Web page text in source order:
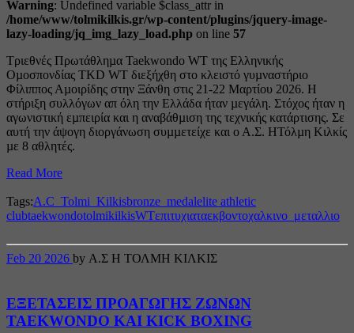
Warning: Undefined variable $class_attr in
/home/www/tolmikilkis.gr/wp-content/plugins/jquery-image-
lazy-loading/jq_img_lazy_load.php on line 57
Τριεθνές Πρωτάθληµα Taekwondo WT της Ελληνικής
Οµοσπονδίας TKD WT διεξήχθη στο κλειστό γυµναστήριο
Φίλιππος Αµοιρίδης στην Ξάνθη στις 21-22 Μαρτίου 2026. Η
στήριξη συλλόγων απ όλη την Ελλάδα ήταν µεγάλη. Στόχος ήταν η
αγωνιστική εµπειρία και η αναβάθµιση της τεχνικής κατάρτισης. Σε
αυτή την άψογη διοργάνωση συµµετείχε και ο Α.Σ. ΗΤόλµη Κιλκίς
µε 8 αθλητές.
Read More
Tags:A.C_Tolmi_Kilkisbronze_medalelite athletic
clubtaekwondotolmikilkisWTεπιτυχιαταεκβοντοχαλκινο_μεταλλιο
Feb 20 2026 by Α.Σ Η ΤΟΛΜΗ ΚΙΛΚΙΣ
ΕΞΕΤΑΣΕΙΣ ΠΡΟΑΓΩΓΗΣ ΖΩΝΩΝ
TAEKWONDO ΚΑΙ ΚΙCK BOXING